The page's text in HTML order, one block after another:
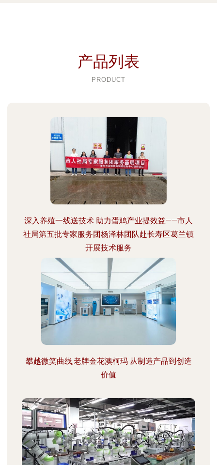
产品列表
PRODUCT
深入养殖一线送技术 助力蛋鸡产业提效益——市人
社局第五批专家服务团杨泽林团队赴长寿区葛兰镇
开展技术服务
攀越微笑曲线,老牌金花澳柯玛 从制造产品到创造
价值